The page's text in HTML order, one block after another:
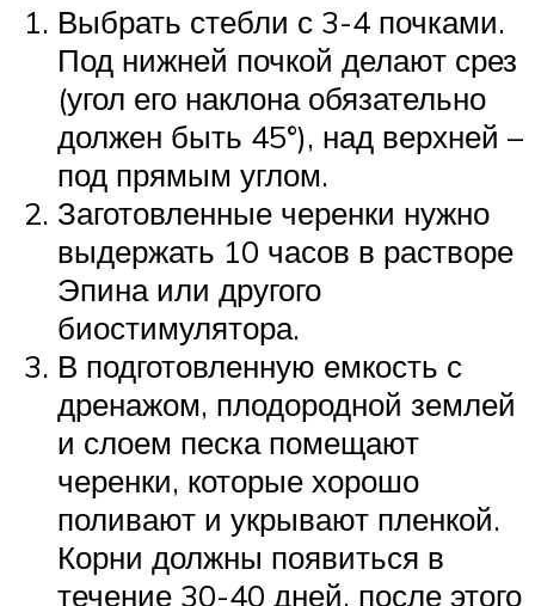
Выбрать стебли с 3-4 почками.
Под нижней почкой делают срез
(угол его наклона обязательно
должен быть 45°), над верхней –
под прямым углом.
Заготовленные черенки нужно
выдержать 10 часов в растворе
Эпина или другого
биостимулятора.
В подготовленную емкость с
дренажом, плодородной землей
и слоем песка помещают
черенки, которые хорошо
поливают и укрывают пленкой.
Корни должны появиться в
течение 30-40 дней, после этого